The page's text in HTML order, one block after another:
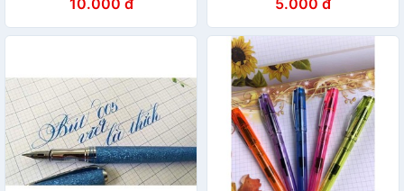
10.000 đ 5.000 đ